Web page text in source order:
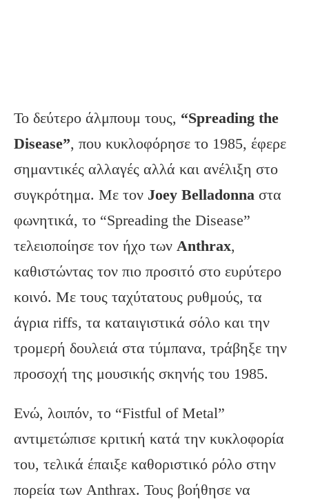
Το δεύτερο άλμπουμ τους, “Spreading the
Disease”, που κυκλοφόρησε το 1985, έφερε
σημαντικές αλλαγές αλλά και ανέλιξη στο
συγκρότημα. Με τον Joey Belladonna στα
φωνητικά, το “Spreading the Disease”
τελειοποίησε τον ήχο των Anthrax,
καθιστώντας τον πιο προσιτό στο ευρύτερο
κοινό. Με τους ταχύτατους ρυθμούς, τα
άγρια riffs, τα καταιγιστικά σόλο και την
τρομερή δουλειά στα τύμπανα, τράβηξε την
προσοχή της μουσικής σκηνής του 1985.
Ενώ, λοιπόν, το “Fistful of Metal”
αντιμετώπισε κριτική κατά την κυκλοφορία
του, τελικά έπαιξε καθοριστικό ρόλο στην
πορεία των Anthrax. Τους βοήθησε να